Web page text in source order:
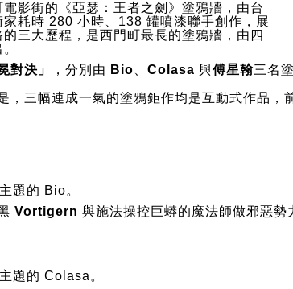
影街的《亞瑟：王者之劍》塗鴉牆，由台
家耗時 280 小時、138 罐噴漆聯手創作，展
三大歷程，是西門町最長的塗鴉牆，由四
對決」 ，分別由 Bio Colasa 與傅星翰三名
三幅連成一氣的塗鴉鉅作均是互動式作品，
題的 Bio。
Vortigern 與施法操控巨蟒的魔法師做邪惡勢
題的 Colasa。